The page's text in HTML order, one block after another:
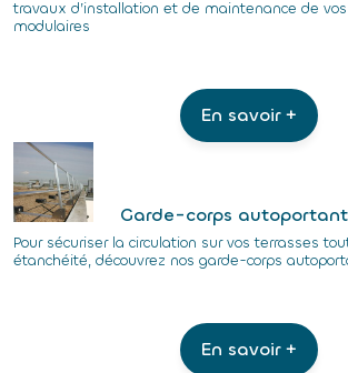
travaux d’installation et de maintenance de
modulaires
En savoir +
Garde-corps autoportant
Pour sécuriser la circulation sur vos terrasses
étanchéité, découvrez nos garde-corps
En savoir +